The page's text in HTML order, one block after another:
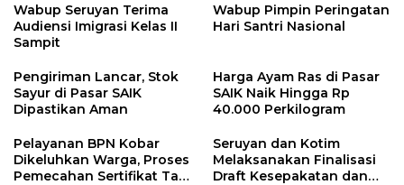
Wabup Seruyan Terima
Audiensi Imigrasi Kelas II
Sampit
Wabup Pimpin Peringatan
Hari Santri Nasional
Pengiriman Lancar, Stok
Sayur di Pasar SAIK
Dipastikan Aman
Harga Ayam Ras di Pasar
SAIK Naik Hingga Rp
40.000 Perkilogram
Pelayanan BPN Kobar
Dikeluhkan Warga, Proses
Pemecahan Sertifikat Tak
Seruyan dan Kotim
Melaksanakan Finalisasi
Draft Kesepakatan dan